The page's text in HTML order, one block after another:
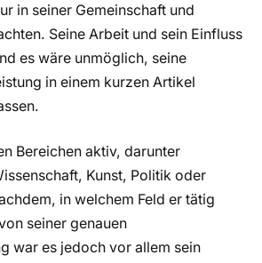
in seiner Gemeinschaft und
Seine Arbeit und sein Einfluss
es wäre unmöglich, seine
in einem kurzen Artikel
Bereichen aktiv, darunter
Kunst, Politik oder
in welchem Feld er tätig
seiner genauen
war es jedoch vor allem sein